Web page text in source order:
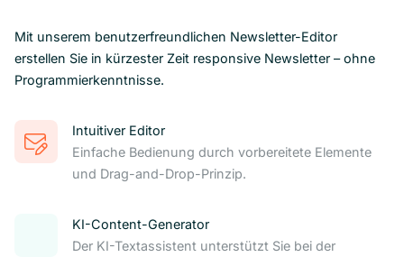
Mit unserem benutzerfreundlichen Newsletter-Editor
erstellen Sie in kürzester Zeit responsive Newsletter – ohne
Programmierkenntnisse.
Intuitiver Editor
Einfache Bedienung durch vorbereitete Elemente
und Drag-and-Drop-Prinzip.
KI-Content-Generator
Der KI-Textassistent unterstützt Sie bei der